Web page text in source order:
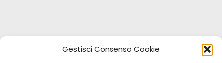
Gestisci Consenso Cookie